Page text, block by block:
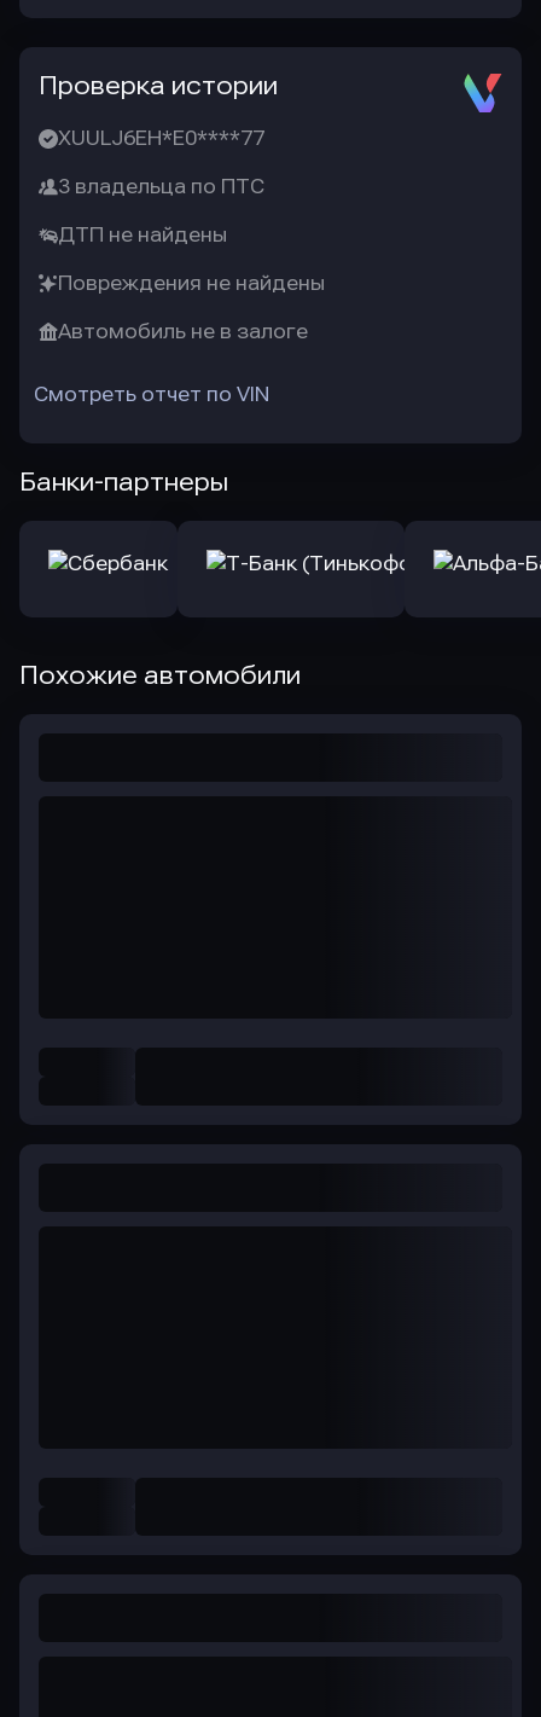
Проверка истории
XUULJ6EH*E0****77
3 владельца по ПТС
ДТП не найдены
Повреждения не найдены
Автомобиль не в залоге
Смотреть отчет по VIN
Банки-партнеры
Похожие автомобили